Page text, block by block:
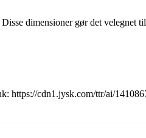
dimensioner gør det velegnet
https://cdn1.jysk.com/ttr/ai/